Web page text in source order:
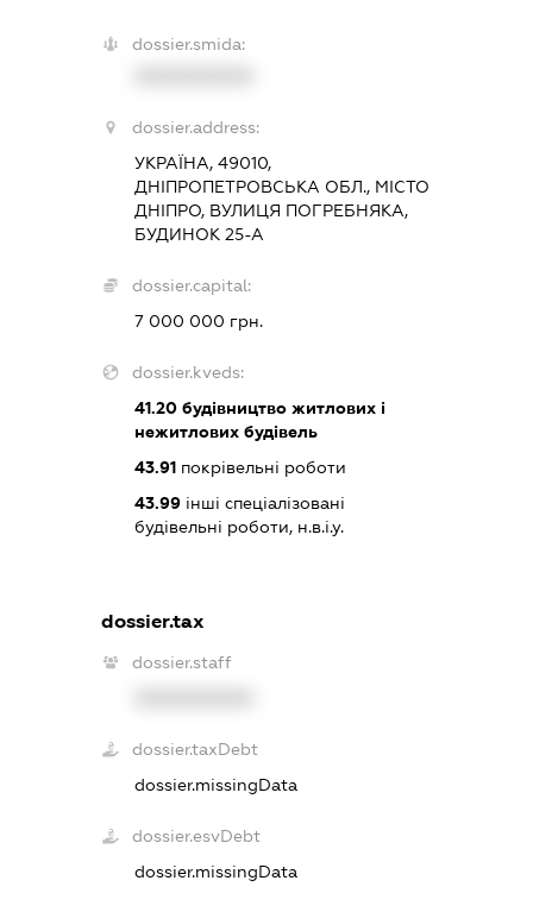
dossier.smida:
dossier.address:
УКРАЇНА, 49010,
ДНІПРОПЕТРОВСЬКА ОБЛ., МІСТО
ДНІПРО, ВУЛИЦЯ ПОГРЕБНЯКА,
БУДИНОК 25-А
dossier.capital:
7 000 000 грн.
dossier.kveds:
41.20 будівництво житлових і
нежитлових будівель
43.91 покрівельні роботи
43.99 інші спеціалізовані
будівельні роботи, н.в.і.у.
dossier.tax
dossier.staff
dossier.taxDebt
dossier.missingData
dossier.esvDebt
dossier.missingData